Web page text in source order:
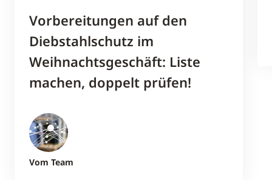
Vorbereitungen auf den
Diebstahlschutz im
Weihnachtsgeschäft: Liste
machen, doppelt prüfen!
Vom Team